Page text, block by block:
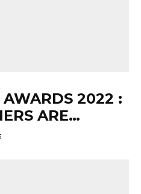
AWARDS 2022 :
ARE…